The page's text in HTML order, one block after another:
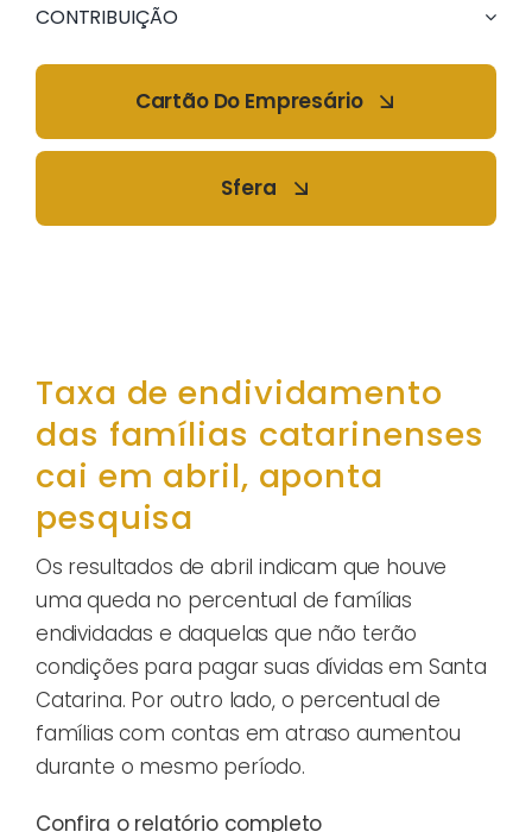
CONTRIBUIÇÃO
Cartão Do Empresário
Sfera
Taxa de endividamento
das famílias catarinenses
cai em abril, aponta
pesquisa
Os resultados de abril indicam que houve
uma queda no percentual de famílias
endividadas e daquelas que não terão
condições para pagar suas dívidas em Santa
Catarina. Por outro lado, o percentual de
famílias com contas em atraso aumentou
durante o mesmo período.
Confira o relatório completo